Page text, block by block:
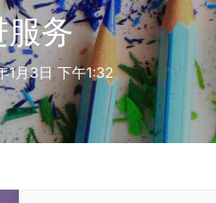
服务
1月3日 下午1:32